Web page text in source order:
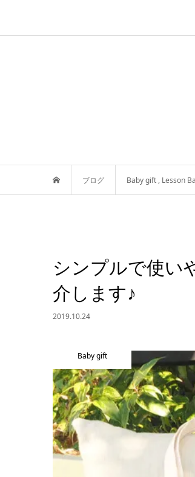
ブログ Baby gift , Lesson
シンプルで使い
介します♪
2019.10.24
Baby gift